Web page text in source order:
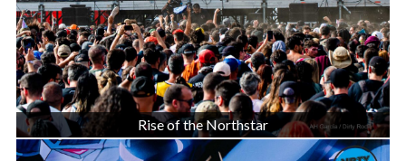
Rise of the Northstar